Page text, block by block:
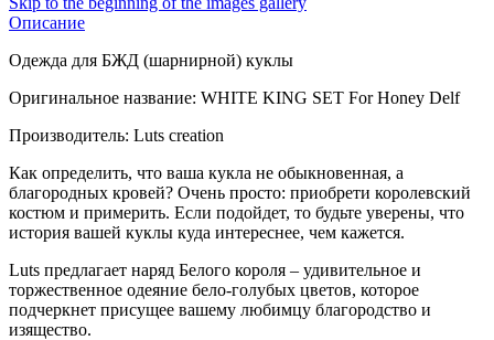
Описание
Одежда для БЖД (шарнирной) куклы
Оригинальное название: WHITE KING SET For Honey Delf
Производитель: Luts creation
Как определить, что ваша кукла не обыкновенная, а
благородных кровей? Очень просто: приобрети королевский
костюм и примерить. Если подойдет, то будьте уверены, что
история вашей куклы куда интереснее, чем кажется.
Luts предлагает наряд Белого короля – удивительное и
торжественное одеяние бело-голубых цветов, которое
подчеркнет присущее вашему любимцу благородство и
изящество.